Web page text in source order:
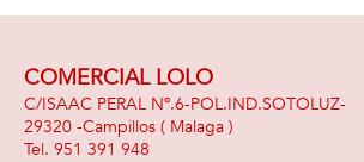
COMERCIAL LOLO
C/ISAAC PERAL Nº.6-POL.IND.SOTOLUZ-
29320 -Campillos ( Malaga )
951 391 948